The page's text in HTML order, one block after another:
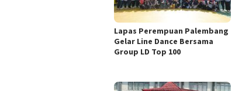
Lapas Perempuan Palembang
Gelar Line Dance Bersama
Group LD Top 100